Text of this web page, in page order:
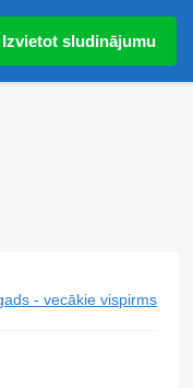
Izvietot sludinājumu
- vecākie vispirms